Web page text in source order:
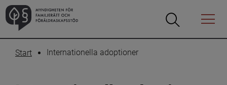
Öppna
Öppna
Menyn
Start Internationella adoptioner